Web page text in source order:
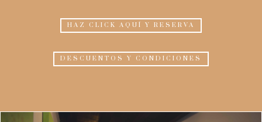
HAZ CLICK AQUÍ Y RESERVA
DESCUENTOS Y CONDICIONES